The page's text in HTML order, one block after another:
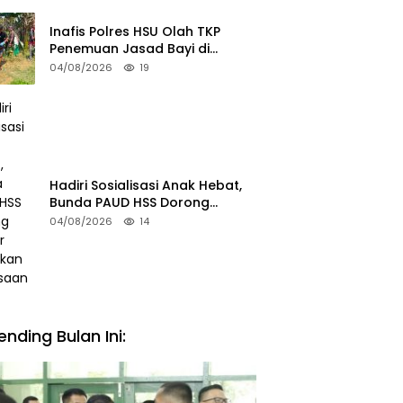
Inafis Polres HSU Olah TKP
Penemuan Jasad Bayi di
Sungai Desa Keramat
04/08/2026 19
Hadiri Sosialisasi Anak Hebat,
Bunda PAUD HSS Dorong
Pelajar Terapkan Kebiasaan
04/08/2026 14
Bulan Ini: